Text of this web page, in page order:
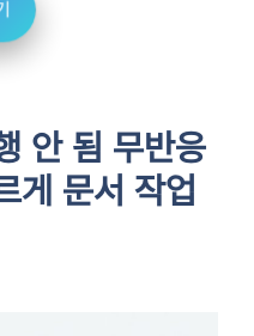
안 됨 무반응
게 문서 작업